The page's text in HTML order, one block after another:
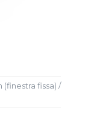
fissa) /